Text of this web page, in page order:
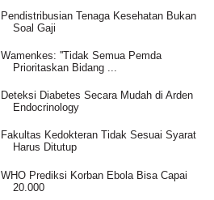
Pendistribusian Tenaga Kesehatan Bukan
Soal Gaji
Wamenkes: ''Tidak Semua Pemda
Prioritaskan Bidang ...
Deteksi Diabetes Secara Mudah di Arden
Endocrinology
Fakultas Kedokteran Tidak Sesuai Syarat
Harus Ditutup
WHO Prediksi Korban Ebola Bisa Capai
20.000